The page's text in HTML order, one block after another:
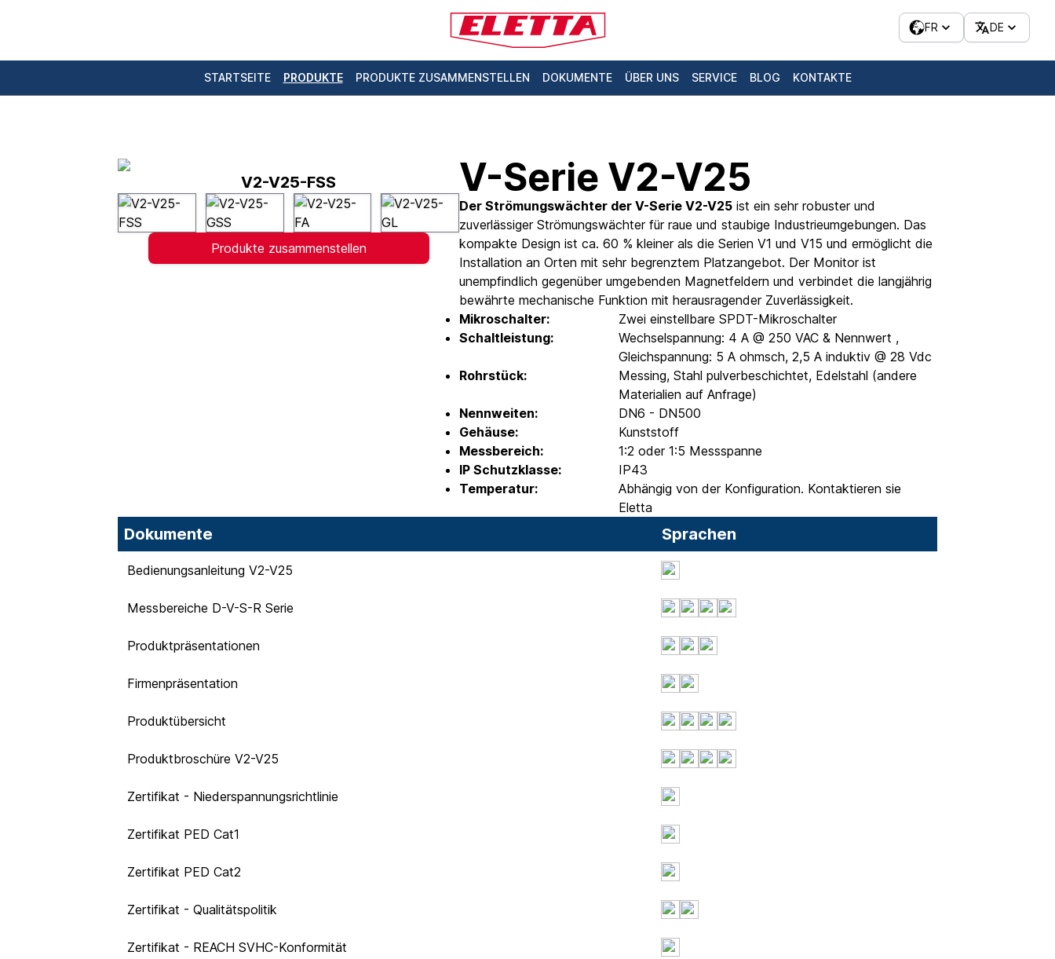
FR DE
STARTSEITE PRODUKTE PRODUKTE ZUSAMMENSTELLEN DOKUMENTE ÜBER UNS SERVICE BLOG KONTAKTE
V2-V25-FSS
Produkte zusammenstellen
V-Serie V2-V25
Der Strömungswächter der V-Serie V2-V25 ist ein sehr robuster und
zuverlässiger Strömungswächter für raue und staubige Industrieumgebungen. Das
kompakte Design ist ca. 60 % kleiner als die Serien V1 und V15 und ermöglicht die
Installation an Orten mit sehr begrenztem Platzangebot. Der Monitor ist
unempfindlich gegenüber umgebenden Magnetfeldern und verbindet die langjährig
bewährte mechanische Funktion mit herausragender Zuverlässigkeit.
Mikroschalter:
Zwei einstellbare SPDT-Mikroschalter
Schaltleistung:
Wechselspannung: 4 A @ 250 VAC & Nennwert ,
Gleichspannung: 5 A ohmsch, 2,5 A induktiv @ 28 Vdc
Rohrstück:
Messing, Stahl pulverbeschichtet, Edelstahl (andere
Materialien auf Anfrage)
Nennweiten:
DN6 - DN500
Gehäuse:
Kunststoff
Messbereich:
1:2 oder 1:5 Messspanne
IP Schutzklasse:
IP43
Temperatur:
Abhängig von der Konfiguration. Kontaktieren sie
Eletta
Dokumente Sprachen
Bedienungsanleitung V2-V25
Messbereiche D-V-S-R Serie
Produktpräsentationen
Firmenpräsentation
Produktübersicht
Produktbroschüre V2-V25
Zertifikat - Niederspannungsrichtlinie
Zertifikat PED Cat1
Zertifikat PED Cat2
Zertifikat - Qualitätspolitik
Zertifikat - REACH SVHC-Konformität